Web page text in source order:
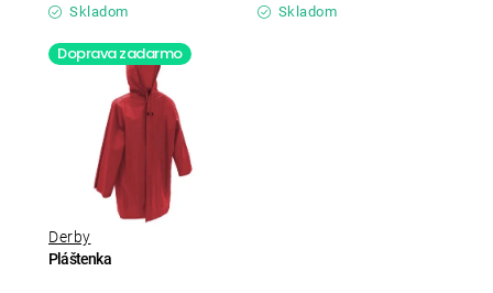
Skladom Skladom
Doprava zadarmo
Pláštenka
Derby